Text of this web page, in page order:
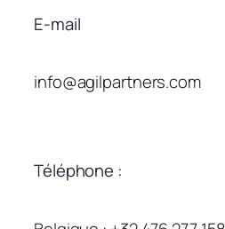
E-mail
info@agilpartners.com
Téléphone :